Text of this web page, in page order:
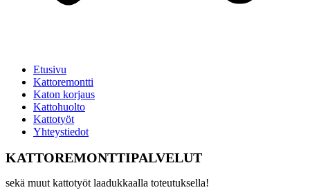
Etusivu
Kattoremontti
Katon korjaus
Kattohuolto
Kattotyöt
Yhteystiedot
KATTOREMONTTIPALVELUT
sekä muut kattotyöt laadukkaalla toteutuksella!